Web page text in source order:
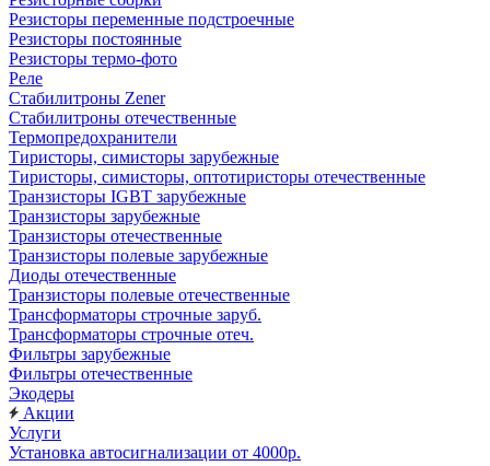
Резисторы переменные подстроечные
Резисторы постоянные
Резисторы термо-фото
Реле
Стабилитроны Zener
Стабилитроны отечественные
Термопредохранители
Тиристоры, симисторы зарубежные
Тиристоры, симисторы, оптотиристоры отечественные
Транзисторы IGBT зарубежные
Транзисторы зарубежные
Транзисторы отечественные
Транзисторы полевые зарубежные
Диоды отечественные
Транзисторы полевые отечественные
Трансформаторы строчные заруб.
Трансформаторы строчные отеч.
Фильтры зарубежные
Фильтры отечественные
Экодеры
Акции
Услуги
Установка автосигнализации от 4000р.